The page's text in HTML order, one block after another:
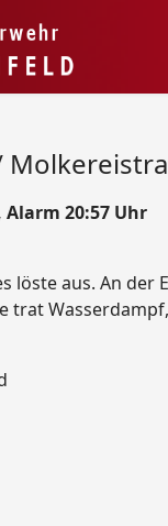
Alarm 20:57 Uhr
löste aus. An
trat
- Straße